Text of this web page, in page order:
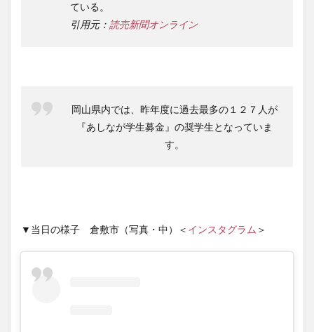
ている。
引用元： 読売新聞オンライン
岡山県内では、昨年度に過去最多の１２７人が
『あしなが学生募金』の奨学生となっていま
す。
▼当日の様子 倉敷市（写真・中）＜ インスタグラム ＞